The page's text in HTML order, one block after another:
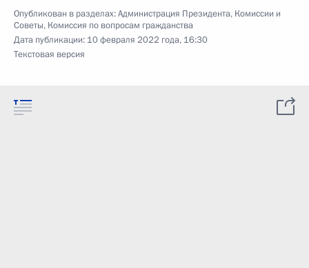
Опубликован в разделах:Администрация Президента, Комиссии и
Советы, Комиссия по вопросам гражданства
Дата публикации: 10 февраля 2022 года, 16:30
Текстовая версия